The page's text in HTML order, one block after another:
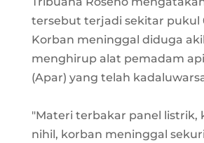
tersebut terjadi sekitar pukul
Korban meninggal diduga
menghirup alat pemadam
(Apar) yang telah
"Materi terbakar panel listrik,
nihil, korban meninggal